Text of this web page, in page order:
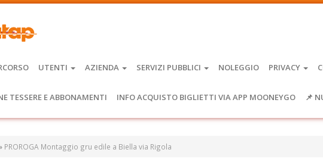
UTENTI AZIENDA SERVIZI PUBBLICI NOLEGGIO PRIVACY
TESSERE E ABBONAMENTI INFO ACQUISTO BIGLIETTI VIA APP MOONEYGO 📌
PROROGA Montaggio gru edile a Biella via Rigola